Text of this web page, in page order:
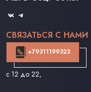
СВЯЗАТЬСЯ С НАМИ
+79311199323
с 12 до 22,